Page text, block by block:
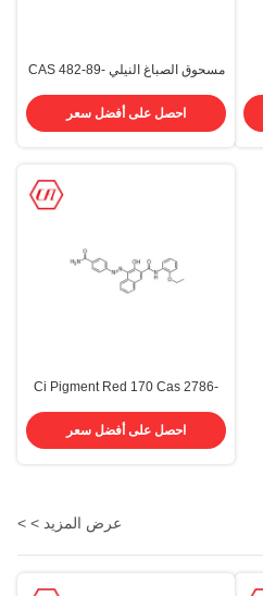
مسحوق الصباغ النيلي CAS 482-89-
ضريبة القيمة المضافة
احصل على أفضل سعر
Ci Pigment Red 170 Cas 2786-
صبغة كيميائية
احصل على أفضل سعر
عرض المزيد > >